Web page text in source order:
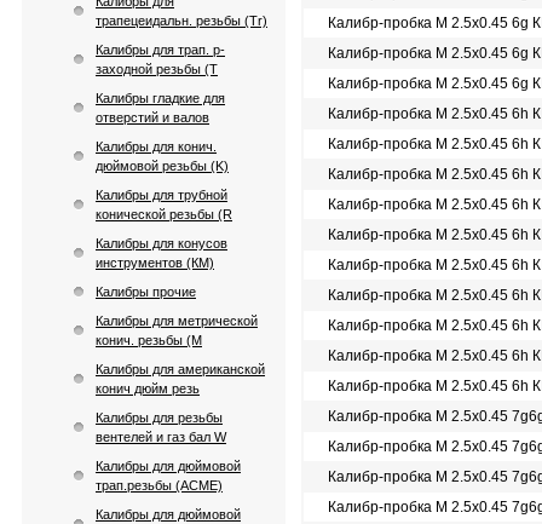
трапецеидальн. резьбы (Tr)
Калибры для трап. p-
заходной резьбы (T
Калибры гладкие для
отверстий и валов
Калибры для конич.
дюймовой резьбы (K)
Калибры для трубной
конической резьбы (R
Калибры для конусов
инструментов (КМ)
Калибры прочие
Калибры для метрической
конич. резьбы (М
Калибры для американской
конич дюйм резь
Калибры для резьбы
вентелей и газ бал W
Калибры для дюймовой
трап.резьбы (АСМЕ)
Калибры для дюймовой
Калибр-пробка М 2.5х0.45 6g
Калибр-пробка М 2.5х0.45 6g
Калибр-пробка М 2.5х0.45 6g
Калибр-пробка М 2.5х0.45 6h
Калибр-пробка М 2.5х0.45 6h
Калибр-пробка М 2.5х0.45 6h
Калибр-пробка М 2.5х0.45 6h
Калибр-пробка М 2.5х0.45 6h
Калибр-пробка М 2.5х0.45 6h
Калибр-пробка М 2.5х0.45 6h
Калибр-пробка М 2.5х0.45 6h
Калибр-пробка М 2.5х0.45 6h
Калибр-пробка М 2.5х0.45 6h
Калибр-пробка М 2.5х0.45
Калибр-пробка М 2.5х0.45
Калибр-пробка М 2.5х0.45
Калибр-пробка М 2.5х0.45